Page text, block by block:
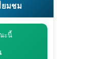
ยมชม
ะนี้